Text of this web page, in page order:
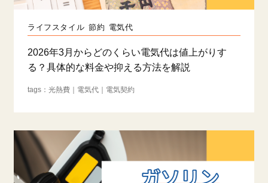
ライフスタイル 節約 電気代
2026年3月からどのくらい電気代は値上がりす
る？具体的な料金や抑える方法を解説
光熱費 電気代 電気契約